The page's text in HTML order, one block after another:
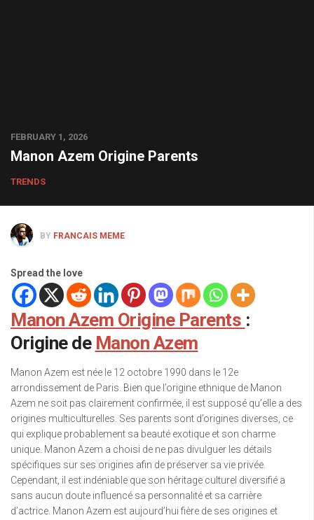
FEBRUARY 1, 2026
Manon Azem Origine Parents
TRENDS
BY FRANCAIS MEME
Spread the love
Manon Azem Origine Parents :
Origine de Manon Azem
Manon Azem est née le 12 octobre 1990 dans le 12e
arrondissement de Paris. Bien que l’origine ethnique de Manon
Azem ne soit pas clairement confirmée, il est supposé qu’elle a des
origines multiculturelles. Ses parents sont d’origines diverses, ce
qui explique probablement sa beauté exotique et son charme
unique. Manon Azem a choisi de ne pas divulguer les détails
spécifiques sur ses origines afin de préserver sa vie privée.
Cependant, il est indéniable que son héritage culturel diversifié a
sans aucun doute influencé sa personnalité et sa carrière
d’actrice. Manon Azem est aujourd’hui fière de ses origines et